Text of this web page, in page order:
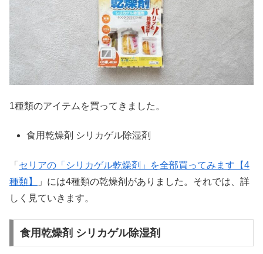
1種類のアイテムを買ってきました。
食用乾燥剤 シリカゲル除湿剤
「 セリアの「シリカゲル乾燥剤」を全部買ってみます【4
種類】
」には4種類の乾燥剤がありました。それでは、詳
しく見ていきます。
食用乾燥剤 シリカゲル除湿剤